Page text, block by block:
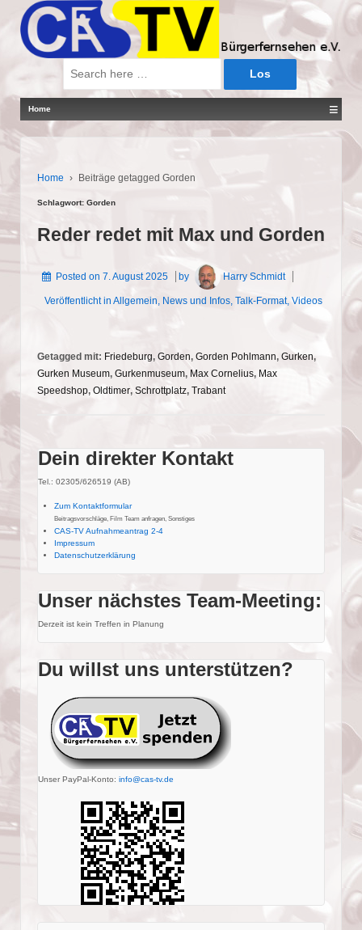
nach:
Home ≡
Home › Beiträge getagged Gorden
Schlagwort: Gorden
Reder redet mit Max und Gorden
Posted on 7. August 2025 by Harry Schmidt
Veröffentlicht in Allgemein, News und Infos, Talk-Format, Videos
Getagged mit: Friedeburg, Gorden, Gorden Pohlmann, Gurken,
Gurken Museum, Gurkenmuseum, Max Cornelius, Max
Speedshop, Oldtimer, Schrottplatz, Trabant
Dein direkter Kontakt
Tel.: 02305/626519 (AB)
Zum Kontaktformular
Beitragsvorschläge, Film Team anfragen, Sonstiges
CAS-TV Aufnahmeantrag 2-4
Impressum
Datenschutzerklärung
Unser nächstes Team-Meeting:
Derzeit ist kein Treffen in Planung
Du willst uns unterstützen?
Unser PayPal-Konto: info@cas-tv.de